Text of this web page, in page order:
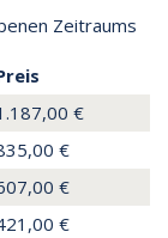
Zeitraums
€
€
€
€